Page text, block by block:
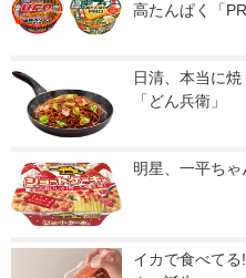
高たんぱく「
日清、本当に
「どん兵衛」
明星、一平ちゃ
イカで食べて